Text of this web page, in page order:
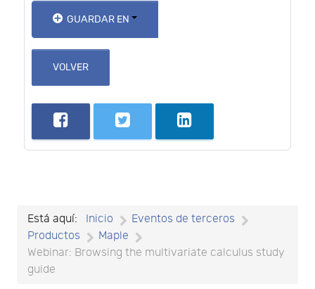
GUARDAR EN
VOLVER
Está aquí: Inicio
Eventos de terceros
Productos
Maple
Webinar: Browsing the multivariate calculus study
guide